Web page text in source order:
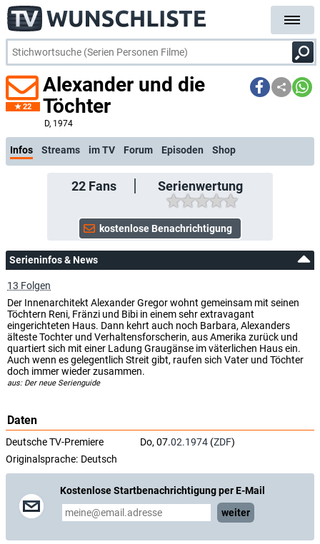
22
Alexander und die
Töchter
D, 1974
kostenlose E-Mail-Benach
Infos Streams im TV Forum Episoden Shop
22Fans Serienwertung
Serieninfos & News
13 Folgen
Der Innenarchitekt Alexander Gregor wohnt gemeinsam mit seinen
Töchtern Reni, Fränzi und Bibi in einem sehr extravagant
eingerichteten Haus. Dann kehrt auch noch Barbara, Alexanders
älteste Tochter und Verhaltensforscherin, aus Amerika zurück und
quartiert sich mit einer Ladung Graugänse im väterlichen Haus ein.
Auch wenn es gelegentlich Streit gibt, raufen sich Vater und Töchter
doch immer wieder zusammen.
aus: Der neue Serienguide
Daten
Deutsche TV-Premiere Do, 07.02.1974 (ZDF)
Originalsprache: Deutsch
Kostenlose Startbenachrichtigung per E-Mail
weiter